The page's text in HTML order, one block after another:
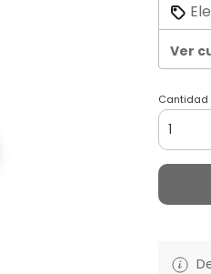
Ver
Cantidad